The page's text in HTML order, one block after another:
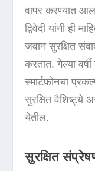
वापर करण्यात
द्विवेदी यांनी ही
जवान सुरक्षित
करतात. गेल्या
स्मार्टफोनचा
सुरक्षित वैशिष्ट्ये
येतील.
सुरक्षित